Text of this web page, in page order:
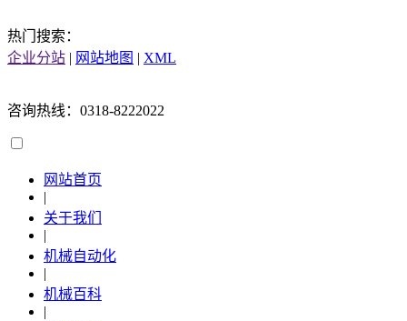
热门搜索：
企业分站 | 网站地图 | XML
咨询热线：0318-8222022
网站首页
|
关于我们
|
机械自动化
|
机械百科
|